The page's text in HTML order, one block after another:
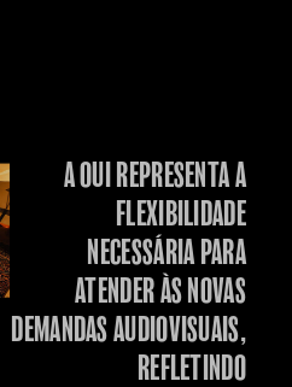
A OUI REPRESENTA A
FLEXIBILIDADE
NECESSÁRIA PARA
ATENDER ÀS NOVAS
DEMANDAS AUDIOVISUAIS,
REFLETINDO